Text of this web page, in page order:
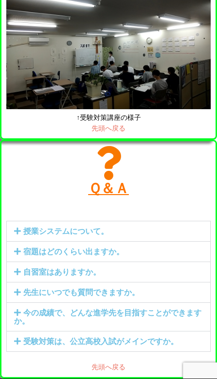
↑受験対策講座の様子
先頭へ戻る
Ｑ＆Ａ
授業システムについて。
宿題はどのくらい出ますか。
自習室はありますか。
先生にいつでも質問できますか。
今の成績で、どんな進学先を目指すことができます
か。
受験対策は、公立高校入試がメインですか。
先頭へ戻る